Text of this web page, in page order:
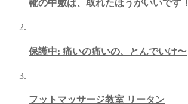
靴の中敷は、取れたほうがいいです！
保護中: 痛いの痛いの、とんでいけ〜
フットマッサージ教室 リータン